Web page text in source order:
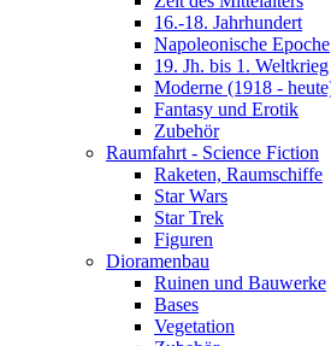
16.-18. Jahrhundert
Napoleonische Epoche
19. Jh. bis 1. Weltkrieg
Moderne (1918 -
Fantasy und Erotik
Zubehör
Raumfahrt - Science Fiction
Raketen, Raumschiffe
Star Wars
Star Trek
Figuren
Dioramenbau
Ruinen und Bauwerke
Bases
Vegetation